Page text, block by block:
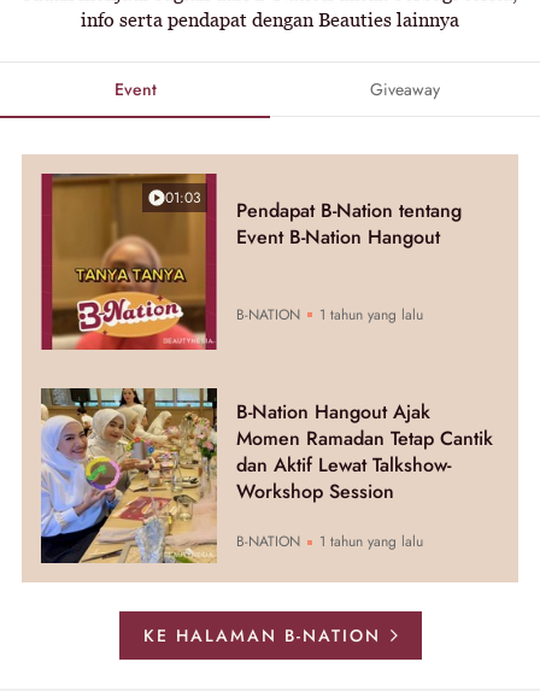
info serta pendapat dengan Beauties lainnya
Event Giveaway
01:03
Pendapat B-Nation tentang
Event B-Nation Hangout
B-NATION 1 tahun yang lalu
B-Nation Hangout Ajak
Momen Ramadan Tetap Cantik
dan Aktif Lewat Talkshow-
Workshop Session
B-NATION 1 tahun yang lalu
KE HALAMAN B-NATION